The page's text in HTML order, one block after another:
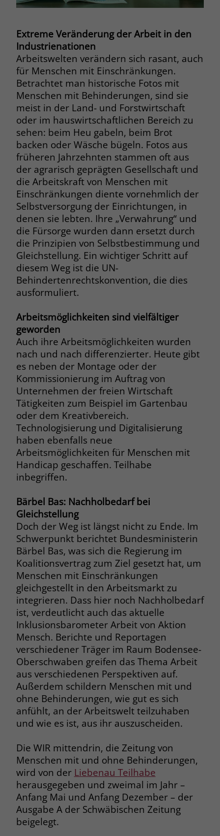
Extreme Veränderung der Arbeit in den
Industrienationen
Arbeitswelten verändern sich rasant, auch
für Menschen mit Einschränkungen.
Betrachtet man historische Fotos mit
Menschen mit Behinderungen, sind sie
meist in der Land- und Forstwirtschaft
oder im hauswirtschaftlichen Bereich zu
sehen: beim Heu gabeln, beim Brot
backen oder Wäsche bügeln. Fotos aus
früheren Jahrzehnten stammen oft aus
der agrarisch geprägten Gesellschaft und
die Arbeitskraft von Menschen mit
Einschränkungen diente vornehmlich der
Selbstversorgung der Einrichtungen, in
denen sie lebten. Ihre „Verwahrung“ und
die Fürsorge wurden dann ersetzt durch
die Prinzipien von Selbstbestimmung und
Gleichstellung. Ein wichtiger Schritt auf
diesem Weg ist die UN-
Behindertenrechtskonvention, die dies
ausformuliert.
Arbeitsmöglichkeiten sind vielfältiger
geworden
Auch ihre Arbeitsmöglichkeiten wurden
nach und nach differenzierter. Heute gibt
es neben der Montage oder der
Kommissionierung im Auftrag von
Unternehmen der freien Wirtschaft
Tätigkeiten zum Beispiel im Gartenbau
oder dem Kreativbereich.
Technologisierung und Digitalisierung
haben ebenfalls neue
Arbeitsmöglichkeiten für Menschen mit
Handicap geschaffen. Teilhabe
inbegriffen.
Bärbel Bas: Nachholbedarf bei
Gleichstellung
Doch der Weg ist längst nicht zu Ende. Im
Schwerpunkt berichtet Bundesministerin
Bärbel Bas, was sich die Regierung im
Koalitionsvertrag zum Ziel gesetzt hat, um
Menschen mit Einschränkungen
gleichgestellt in den Arbeitsmarkt zu
integrieren. Dass hier noch Nachholbedarf
ist, verdeutlicht auch das aktuelle
Inklusionsbarometer Arbeit von Aktion
Mensch. Berichte und Reportagen
verschiedener Träger im Raum Bodensee-
Oberschwaben greifen das Thema Arbeit
aus verschiedenen Perspektiven auf.
Außerdem schildern Menschen mit und
ohne Behinderungen, wie gut es sich
anfühlt, an der Arbeitswelt teilzuhaben
und wie es ist, aus ihr auszuscheiden.
Die WIR mittendrin, die Zeitung von
Menschen mit und ohne Behinderungen,
wird von der Liebenau Teilhabe
herausgegeben und zweimal im Jahr –
Anfang Mai und Anfang Dezember – der
Ausgabe A der Schwäbischen Zeitung
beigelegt.
Anbieter stiftung-liebenau.de
Laufzeit Session
Zweck
Behält die Zustände des Benutzers bei
allen Seitenanfragen bei.
Name cookie_optin
Anbieter www.stiftung-liebenau.de
Laufzeit 1 Monat
Zweck
Behält die Zustimmung des Benutzers
zum Cookie Opt-In
Name __cf_bm
Anbieter .fonts.net
Laufzeit 30 Minuten
Name JSessionID
Anbieter jobs.stiftung-liebenau.de
Laufzeit Session
Zweck
Behält die Zustände des Benutzers bei
allen Seitenanfragen bei.
Zweck
Browsers und die Einstellungen
Dadurch wird gewährleistet, dass
Aktionen, die bei späteren Besuchen
derselben Website durchgeführt
werden, mit derselben
Benutzerkennung verknüpft werden.
Name _clsk
Anbieter www.clarity.ms
Laufzeit 1 Jahr
Zweck
Microsoft Clarity setzt dieses Cookie,
um die Seitenaufrufe eines Benutzers
zu speichern und in einer einzigen
Sitzungsaufzeichnung
zusammenzufassen.
Name _gcl_au
Anbieter Google Ads
Laufzeit 90 Tage
Name _gcl_aw
Anbieter Google Ads
Laufzeit 90 Tage
Zweck
Dieses Cookie wird gesetzt, wenn ein
User über einen Klick auf eine Google
Werbeanzeige auf die Website gelangt.
Es enthält Informationen darüber,
welche Werbeanzeige geklickt wurde,
sodass erzielte Erfolge wie z.B.
Bestellungen oder Kontaktanfragen der
Name
Anbieter Google Ads
Laufzeit 90 Tage
Zweck
Dieses Cookie wird gesetzt, wenn ein
User über einen Klick auf eine Google
Werbeanzeige auf die Website gelangt.
Es enthält Informationen darüber,
welche Werbeanzeige geklickt wurde,
sodass erzielte Erfolge wie z.B.
Bestellungen oder Kontaktanfragen der
Anzeige zugewiesen werden können.
Name _fbp
Anbieter Facebook
Laufzeit 3 Monate
Der Zweck von _fbp ist vollständig auf
die Werbe- und Analysebemühungen
von Facebook zurückzuführen. Dieses
Cookie ist ein Erstanbieter-Cookie, d. h.
Facebook platziert es, während ein
Verbraucher auf Facebook ist. Dieses
Cookie verfolgt die Besuche eines